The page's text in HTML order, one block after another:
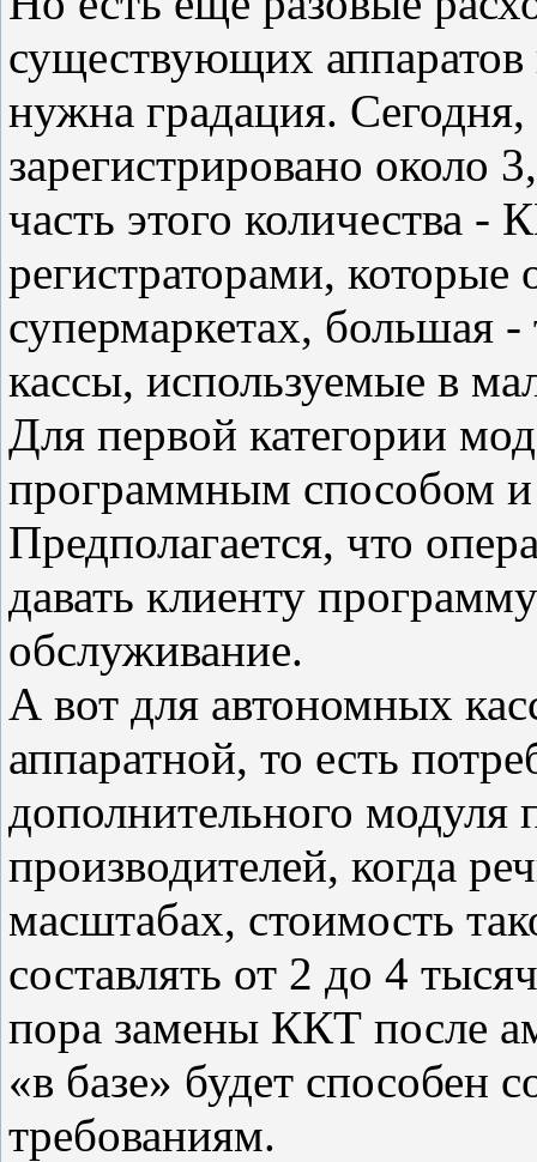
существующих
нужна градация.
зарегистрировано около
часть этого количества
регистраторами,
супермаркетах, большая
кассы, используемые в
Для первой категории
программным способом и
Предполагается, что
давать клиенту
обслуживание.
А вот для автономных
аппаратной, то есть
дополнительного
производителей, когда
масштабах, стоимость
составлять от 2 до 4
пора замены ККТ после
«в базе» будет способен
требованиям.